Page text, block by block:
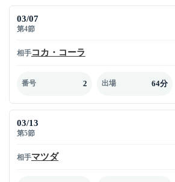
03/07
第4節
相手コカ・コーラ
番号 2 出場 64分
03/13
第5節
相手マツダ